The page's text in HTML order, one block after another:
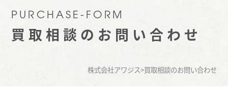
PURCHASE-FORM
買取相談のお問い合わせ
株式会社アワジス>買取相談のお問い合わせ